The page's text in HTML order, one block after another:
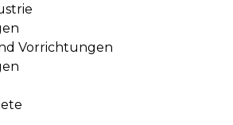
Vorrichtungen